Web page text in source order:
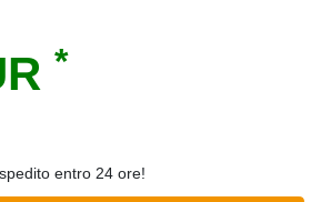
*
entro 24 ore!